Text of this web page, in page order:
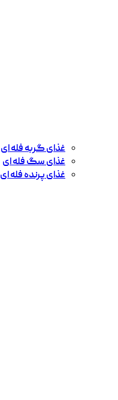
غذای گربه فله ای
غذای سگ فله ای
غذای پرنده فله ای